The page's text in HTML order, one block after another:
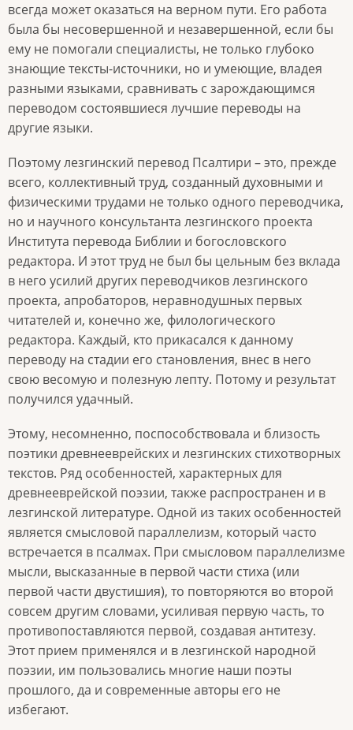
всегда может оказаться на верном пути. Его работа
была бы несовершенной и незавершенной, если бы
ему не помогали специалисты, не только глубоко
знающие тексты-источники, но и умеющие, владея
разными языками, сравнивать с зарождающимся
переводом состоявшиеся лучшие переводы на
другие языки.
Поэтому лезгинский перевод Псалтири – это, прежде
всего, коллективный труд, созданный духовными и
физическими трудами не только одного переводчика,
но и научного консультанта лезгинского проекта
Института перевода Библии и богословского
редактора. И этот труд не был бы цельным без вклада
в него усилий других переводчиков лезгинского
проекта, апробаторов, неравнодушных первых
читателей и, конечно же, филологического
редактора. Каждый, кто прикасался к данному
переводу на стадии его становления, внес в него
свою весомую и полезную лепту. Потому и результат
получился удачный.
Этому, несомненно, поспособствовала и близость
поэтики древнееврейских и лезгинских стихотворных
текстов. Ряд особенностей, характерных для
древнееврейской поэзии, также распространен и в
лезгинской литературе. Одной из таких особенностей
является смысловой параллелизм, который часто
встречается в псалмах. При смысловом параллелизме
мысли, высказанные в первой части стиха (или
первой части двустишия), то повторяются во второй
совсем другим словами, усиливая первую часть, то
противопоставляются первой, создавая антитезу.
Этот прием применялся и в лезгинской народной
поэзии, им пользовались многие наши поэты
прошлого, да и современные авторы его не
избегают.